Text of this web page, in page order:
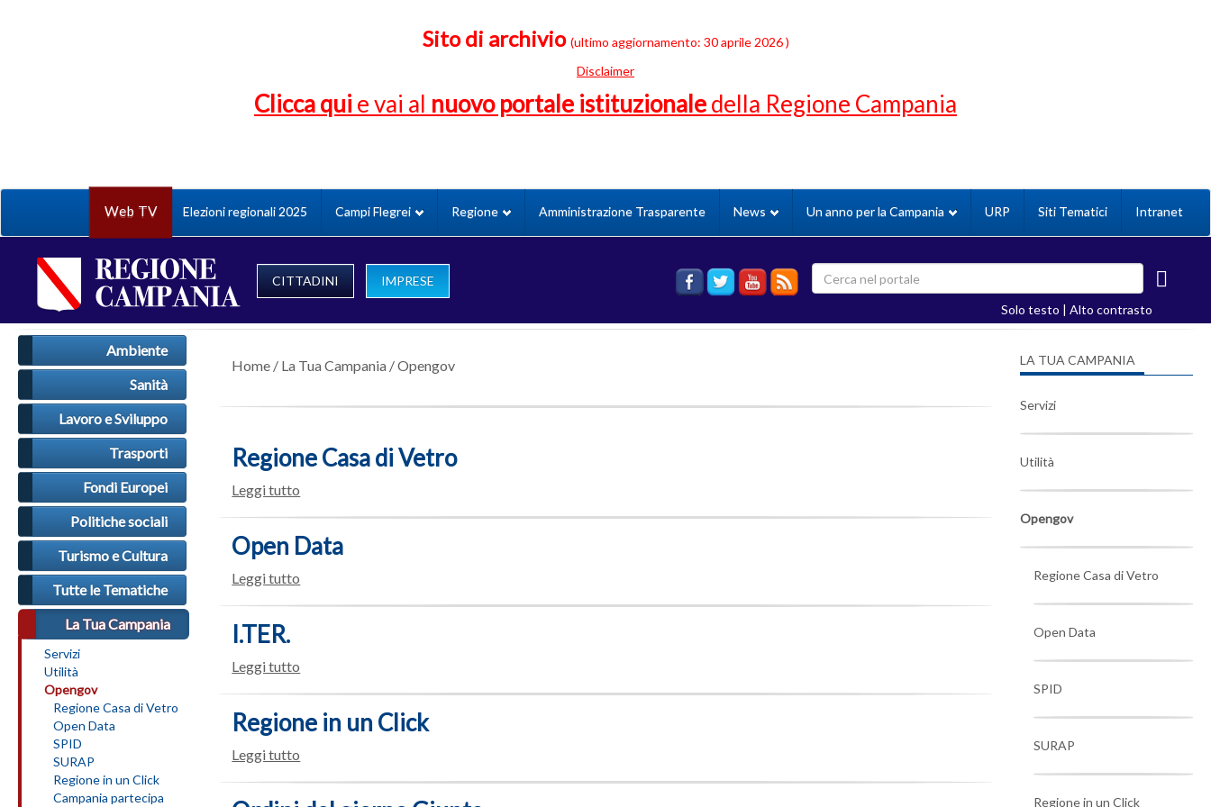
Sito di archivio (ultimo aggiornamento: 30 aprile 2026 )
Disclaimer
Clicca qui e vai al nuovo portale istituzionaledella Regione Campania
Web TV Elezioni regionali 2025 Campi Flegrei Regione Amministrazione Trasparente News Un anno per la Campania URP Siti Tematici Intranet
CITTADINI
IMPRESE
Solo testo
Alto contrasto
Ambiente
Sanità
Lavoro e Sviluppo
Trasporti
Fondi Europei
Politiche sociali
Turismo e Cultura
Tutte le Tematiche
La Tua Campania
Servizi
Utilità
Opengov
Regione Casa di Vetro
Open Data
SPID
SURAP
Regione in un Click
Campania partecipa
Home / La Tua Campania /Opengov
Regione Casa di Vetro
Leggi tutto
Open Data
Leggi tutto
I.TER.
Leggi tutto
Regione in un Click
Leggi tutto
LA TUA CAMPANIA
Servizi
Utilità
Opengov
Regione Casa di Vetro
Open Data
SPID
SURAP
Regione in un Click